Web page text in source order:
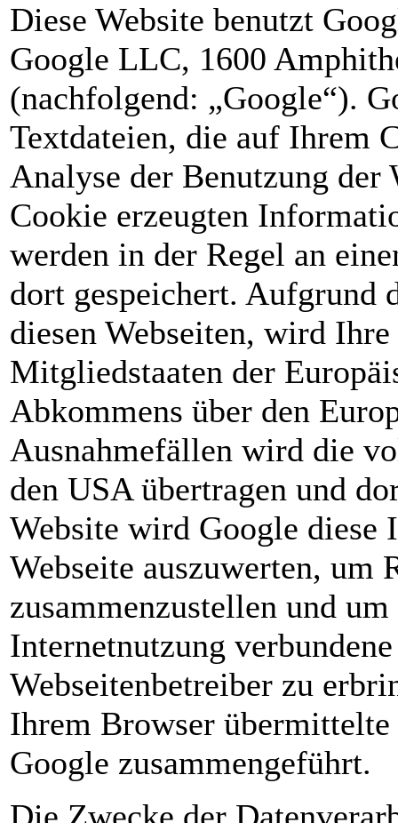
Diese Website benutzt
Google LLC, 1600
(nachfolgend: „Google“).
Textdateien, die auf Ihrem
Analyse der Benutzung der
Cookie erzeugten
werden in der Regel an
dort gespeichert.
diesen Webseiten, wird
Mitgliedstaaten der
Abkommens über den
Ausnahmefällen wird die
den USA übertragen und
Website wird Google diese
Webseite auszuwerten, um
zusammenzustellen und
Internetnutzung
Webseitenbetreiber zu
Ihrem Browser
Google zusammengeführt.